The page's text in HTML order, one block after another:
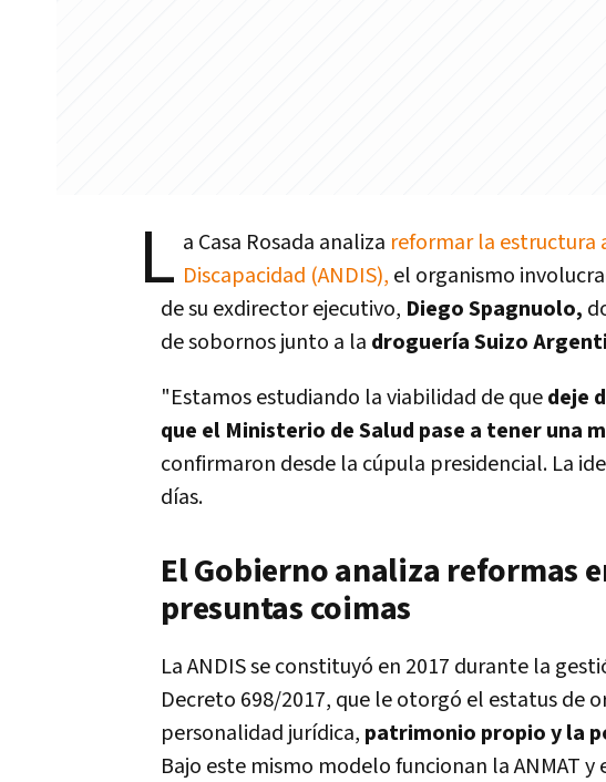
L a Casa Rosada analiza reformar la estructura
Discapacidad (ANDIS), el organismo
de su exdirector ejecutivo, Diego Spagnuolo,
de sobornos junto a la droguería Suizo
"Estamos estudiando la viabilidad de quedeje
que el Ministerio de Salud pase a tener una
confirmaron desde la cúpula presidencial. La
días.
El Gobierno analiza reformas
presuntas coimas
La ANDIS se constituyó en 2017 durante la
Decreto 698/2017, que le otorgó el estatus de
personalidad jurídica, patrimonio propio y la
Bajo este mismo modelo funcionan la ANMAT